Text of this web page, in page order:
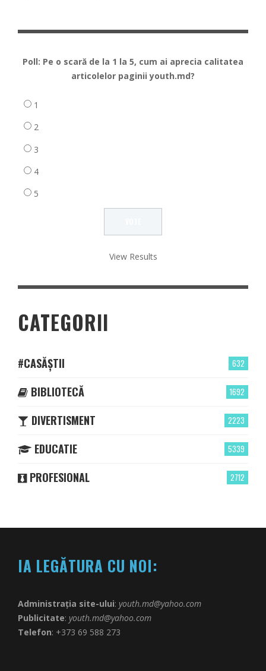
Poll: Pe o scară de la 1 la 5, cum ai aprecia calitatea
articolelor paginii youth.md?
1
2
3
4
5
View Results
CATEGORII
632
#CASĂȘTII
1692
BIBLIOTECĂ
2223
DIVERTISMENT
5339
EDUCATIE
2712
PROFESIONAL
IA LEGĂTURA CU NOI:
Administrația site-ului: youth.md@yahoo.com
Publicitate: youth.md@yahoo.com
Telefon: +373 69 588 273